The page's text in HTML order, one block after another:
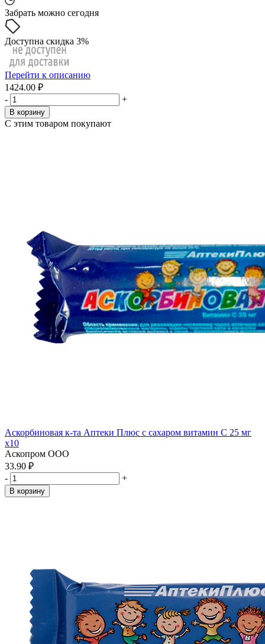
Забрать можно сегодня
Доступна скидка 3%
Перейти к описанию
1424.00 ₽
-
+
В корзину
С этим товаром покупают
Аскорбиновая к-та Аптеки Плюс с сахаром витамин С 25 мг
x10
Аскопром ООО
33.90 ₽
-
+
В корзину